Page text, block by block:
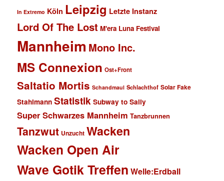
In Extremo Köln Leipzig Letzte Instanz
Lord Of The Lost M'era Luna Festival
Mannheim Mono Inc.
MS Connexion Ost+Front
Saltatio Mortis Schandmaul Schlachthof Solar Fake
Stahlmann Statistik Subway to Sally
Super Schwarzes Mannheim Tanzbrunnen
Tanzwut Unzucht Wacken
Wacken Open Air
Wave Gotik Treffen Welle:Erdball